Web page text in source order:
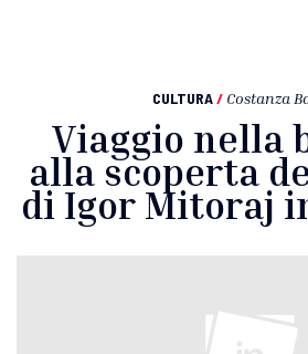
CULTURA / Costanza
Viaggio nella
alla scoperta
di Igor Mitoraj